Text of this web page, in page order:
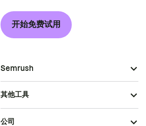
开始免费试用
Semrush
其他工具
公司